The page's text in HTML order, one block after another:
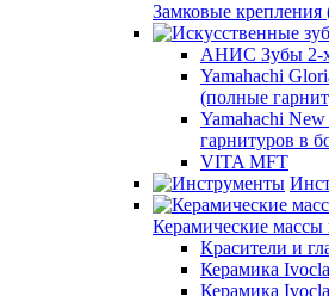
Замковые крепления
АНИС Зубы 2-х
Yamahachi
(полные
Yamahachi
гарнитуров в
VITA MFT
Керамические
Красители и
Керамика
Керамика